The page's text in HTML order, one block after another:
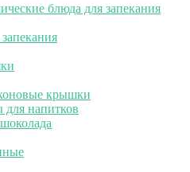
блюда для запекания
крышки
для напитков